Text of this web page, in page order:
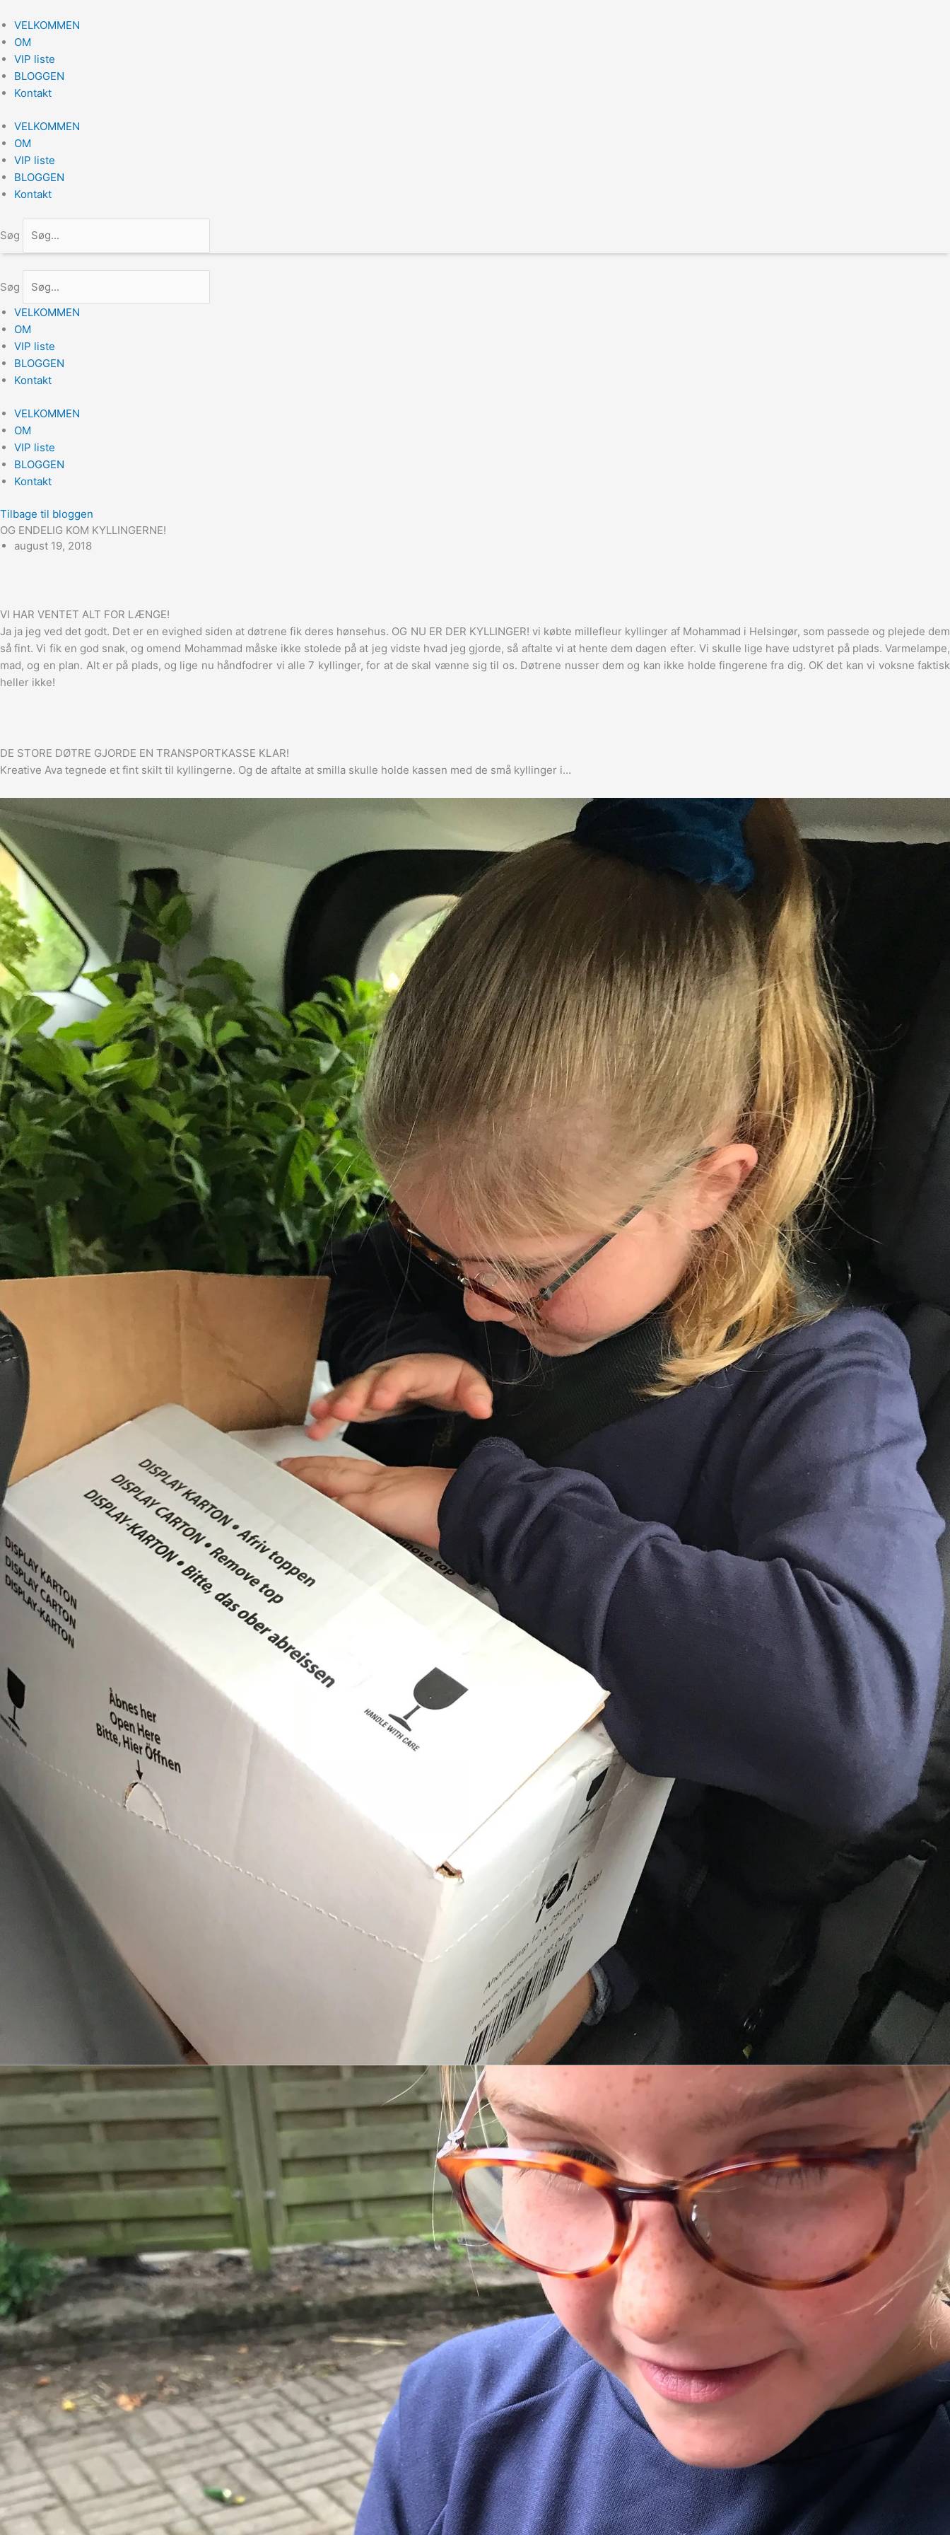
til
indholdet
VELKOMMEN
OM
VIP liste
BLOGGEN
Kontakt
VELKOMMEN
OM
VIP liste
BLOGGEN
Kontakt
Søg
Søg
VELKOMMEN
OM
VIP liste
BLOGGEN
Kontakt
VELKOMMEN
OM
VIP liste
BLOGGEN
Kontakt
Tilbage til bloggen
OG ENDELIG KOM KYLLINGERNE!
august 19, 2018
VI HAR VENTET ALT FOR LÆNGE!
Ja ja jeg ved det godt. Det er en evighed siden at døtrene fik deres hønsehus. OG NU ER DER KYLLINGER! vi købte millefleur kyllinger af Mohammad i Helsingør, som passede og plejede dem
så fint. Vi fik en god snak, og omend Mohammad måske ikke stolede på at jeg vidste hvad jeg gjorde, så aftalte vi at hente dem dagen efter. Vi skulle lige have udstyret på plads. Varmelampe,
mad, og en plan. Alt er på plads, og lige nu håndfodrer vi alle 7 kyllinger, for at de skal vænne sig til os. Døtrene nusser dem og kan ikke holde fingerene fra dig. OK det kan vi voksne faktisk
heller ikke!
DE STORE DØTRE GJORDE EN TRANSPORTKASSE KLAR!
Kreative Ava tegnede et fint skilt til kyllingerne. Og de aftalte at smilla skulle holde kassen med de små kyllinger i…